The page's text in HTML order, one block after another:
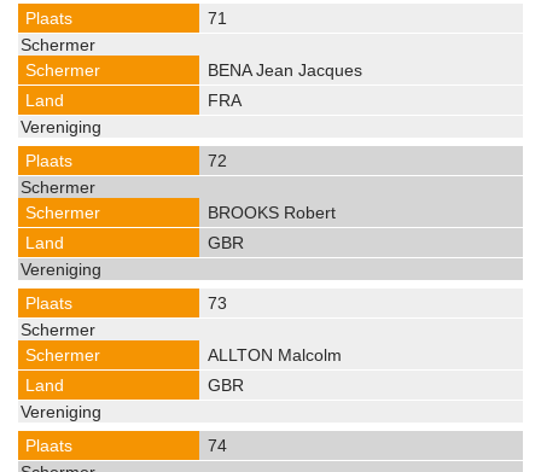
71
BENA Jean Jacques
FRA
72
BROOKS Robert
GBR
73
ALLTON Malcolm
GBR
74